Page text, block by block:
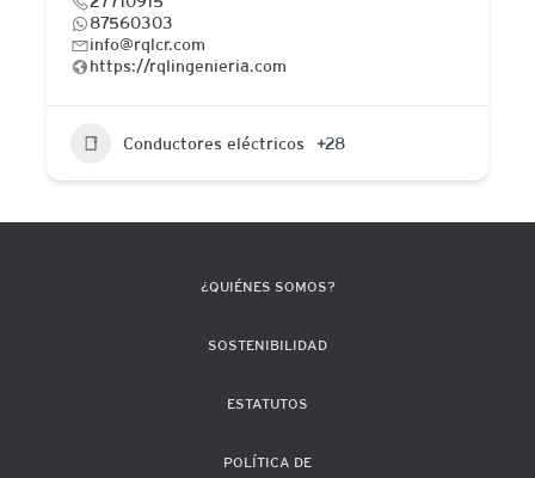
87560303
info@rqlcr.com
https://rqlingenieria.com
Conductores eléctricos +28
¿QUIÉNES SOMOS?
SOSTENIBILIDAD
ESTATUTOS
POLÍTICA DE